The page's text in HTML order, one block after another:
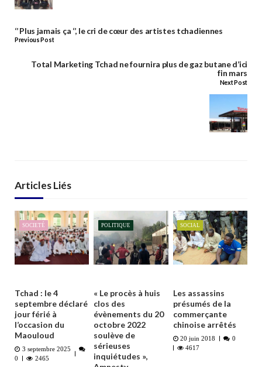
‘’ Plus jamais ça ‘’, le cri de cœur des artistes tchadiennes
Previous Post
Total Marketing Tchad ne fournira plus de gaz butane d’ici
fin mars
Next Post
Articles Liés
SOCIETÉ
Tchad : le 4
septembre déclaré
jour férié à
l’occasion du
Maouloud
3 septembre 2025
0
2465
POLITIQUE
« Le procès à huis
clos des
évènements du 20
octobre 2022
soulève de
sérieuses
inquiétudes »,
SOCIAL
Les assassins
présumés de la
commerçante
chinoise arrêtés
20 juin 2018
0
4617